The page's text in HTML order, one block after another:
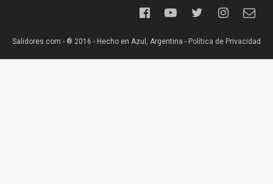
Salidores.com - ® 2016 - Hecho en Azul, Argentina - Política de Privacidad